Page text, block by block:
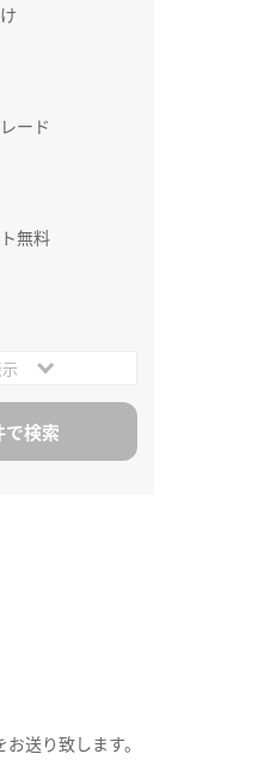
ード
無料
送り致します。